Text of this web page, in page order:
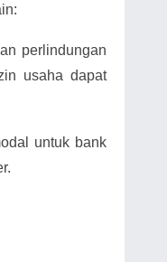
perlindungan
usaha dapat
untuk bank